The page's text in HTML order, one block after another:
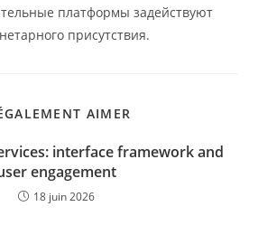
платформы задействуют
присутствия.
AIMER
interface framework and
engagement
18 juin 2026